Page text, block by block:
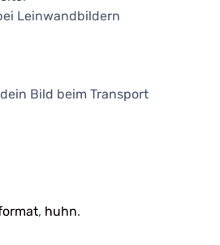
Leinwandbildern
Bild beim Transport
, huhn.